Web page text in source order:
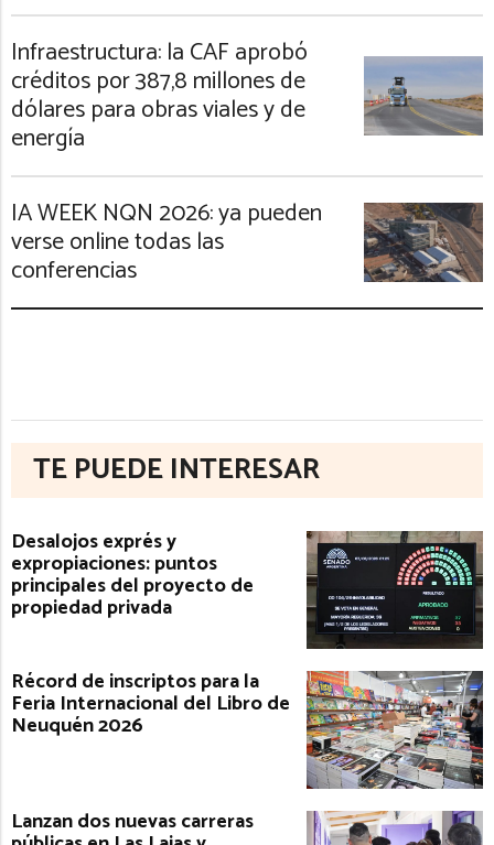
Infraestructura: la CAF aprobó
créditos por 387,8 millones de
dólares para obras viales y de
energía
IA WEEK NQN 2026: ya pueden
verse online todas las
conferencias
TE PUEDE INTERESAR
Desalojos exprés y
expropiaciones: puntos
principales del proyecto de
propiedad privada
Récord de inscriptos para la
Feria Internacional del Libro de
Neuquén 2026
Lanzan dos nuevas carreras